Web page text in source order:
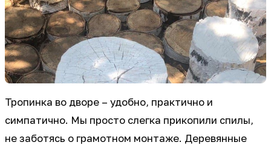
Тропинка во дворе – удобно, практично и
симпатично. Мы просто слегка прикопили спилы,
не заботясь о грамотном монтаже. Деревянные